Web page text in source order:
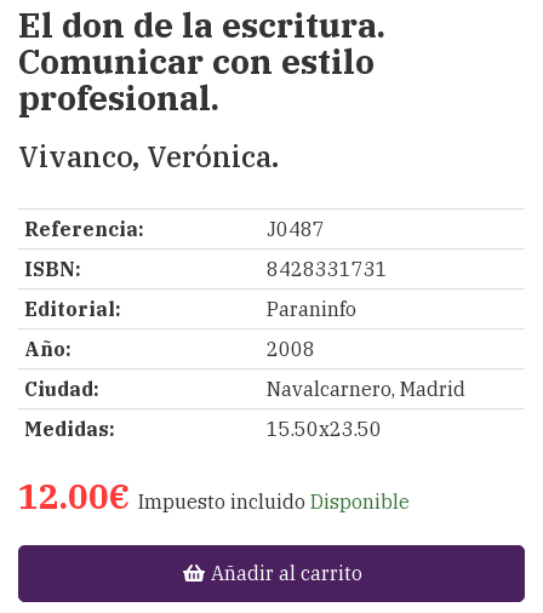
El don de la escritura.
Comunicar con estilo
profesional.
Vivanco, Verónica.
Referencia:
J0487
ISBN:
8428331731
Editorial:
Paraninfo
Año:
2008
Ciudad:
Navalcarnero, Madrid
Medidas:
15.50x23.50
12.00€ Impuesto incluido Disponible
Añadir al carrito